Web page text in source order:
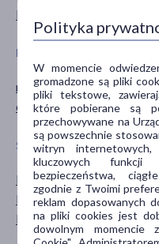
Kosmetyk
DZIAŁANIE/WŁAŚCIWOŚCI
myjące
oczyszczające
SPECYFIKA
Bez alkoholu
Bez substancji
Dla alergików
Polityka
W momencie
gromadzone są pliki
pliki tekstowe,
które pobierane są
przechowywane na
są powszechnie
witryn internetowych,
kluczowych funkcji
bezpieczeństwa,
zgodnie z Twoimi
reklam dopasowanych
na pliki cookies jest
dowolnym momencie